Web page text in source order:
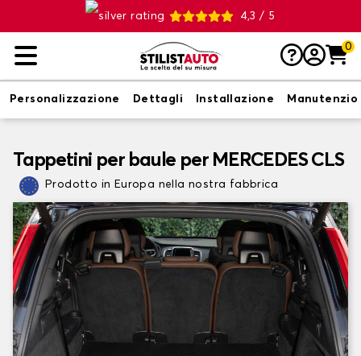
4,3 / 5
0
Personalizzazione Dettagli Installazione
Tappetini per baule per MERCEDES CLS
Prodotto in Europa nella nostra fabbrica